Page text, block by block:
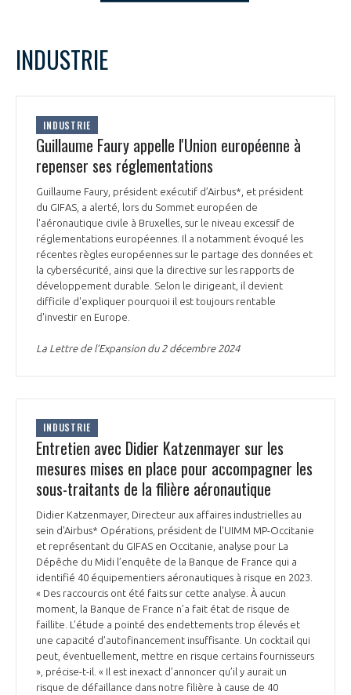
LE GIFAS
NOTRE VISION
NOS MISSIONS
NOTRE HISTOIRE
ORGANISATION
LE CONSEIL DU GIFAS
L’ÉQUIPE DU GIFAS
NOS RÉSEAUX À L'INTERNATIONAL
FONCTIONNEMENT
GEADS
COMITÉ AERO PME
STARTAIR
ACCOMPAGNEMENT DE NOS ADHÉRENTS
LES PROGRAMMES DU GIFAS
UN ÉCOSYSTÈME INTÉGRÉ ET COHÉRENT
LA MÉDIATION
LE MÉDIATEUR DE LA FILIÈRE AÉRONAUTIQUE ET SPATIALE
MÉDIATION ET CHARTE D’ENGAGEMENT SUR LES RELATIONS ENTRE
CLIENTS ET FOURNISSEURS
LA MÉDIATION AU-DELÀ DE LA FILIÈRE AÉRONAUTIQUE ET SPATIALE
PRENDRE CONTACT AVEC LE MÉDIATEUR DE LA FILIÈRE
LE SALON DU BOURGET
L'OBSERVATOIRE
CHIFFRES CLÉS
LES ENJEUX
COMPÉTITIVITÉ
EMPLOI & FORMATION
ENVIRONNEMENT
INNOVATION
LES PUBLICATIONS
DOCUMENTS & BROCHURES
RAPPORTS D'ACTIVITÉS
L
1
9
11
17
24
30
31
INDUSTRIE
INDUSTRIE
Guillaume Faury appelle l'Union européenne à
repenser ses réglementations
Guillaume Faury, président exécutif d’Airbus*, et président
du GIFAS, a alerté, lors du Sommet européen de
l'aéronautique civile à Bruxelles, sur le niveau excessif de
réglementations européennes. Il a notamment évoqué les
récentes règles européennes sur le partage des données et
la cybersécurité, ainsi que la directive sur les rapports de
développement durable. Selon le dirigeant, il devient
difficile d'expliquer pourquoi il est toujours rentable
d'investir en Europe.
La Lettre de l’Expansion du 2 décembre 2024
INDUSTRIE
Entretien avec Didier Katzenmayer sur les
mesures mises en place pour accompagner les
sous-traitants de la filière aéronautique
Didier Katzenmayer, Directeur aux affaires industrielles au
sein d'Airbus* Opérations, président de l'UIMM MP-Occitanie
et représentant du GIFAS en Occitanie, analyse pour La
Dépêche du Midi l’enquête de la Banque de France qui a
identifié 40 équipementiers aéronautiques à risque en 2023.
« Des raccourcis ont été faits sur cette analyse. À aucun
moment, la Banque de France n’a fait état de risque de
faillite. L’étude a pointé des endettements trop élevés et
une capacité d’autofinancement insuffisante. Un cocktail qui
peut, éventuellement, mettre en risque certains fournisseurs
», précise-t-il. « Il est inexact d’annoncer qu’il y aurait un
risque de défaillance dans notre filière à cause de 40
votre réseau au sein d’un écosystème intégré et
Découvrez les avantages d'adhérer au GIFAS.
programmes ...
DEMANDE D’ADHÉSION
OUI NON